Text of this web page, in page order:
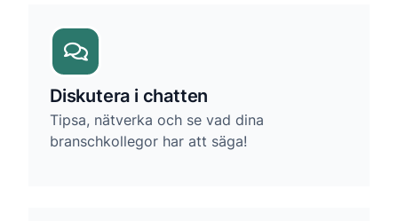
Diskutera i chatten
Tipsa, nätverka och se vad dina
branschkollegor har att säga!